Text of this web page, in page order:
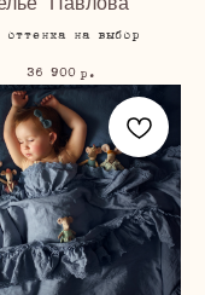
оттенка на выбор
36 900 р.